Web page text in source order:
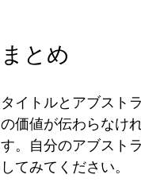
まとめ
タイトルとアブスト
の価値が伝わらなけ
す。自分のアブスト
してみてください。